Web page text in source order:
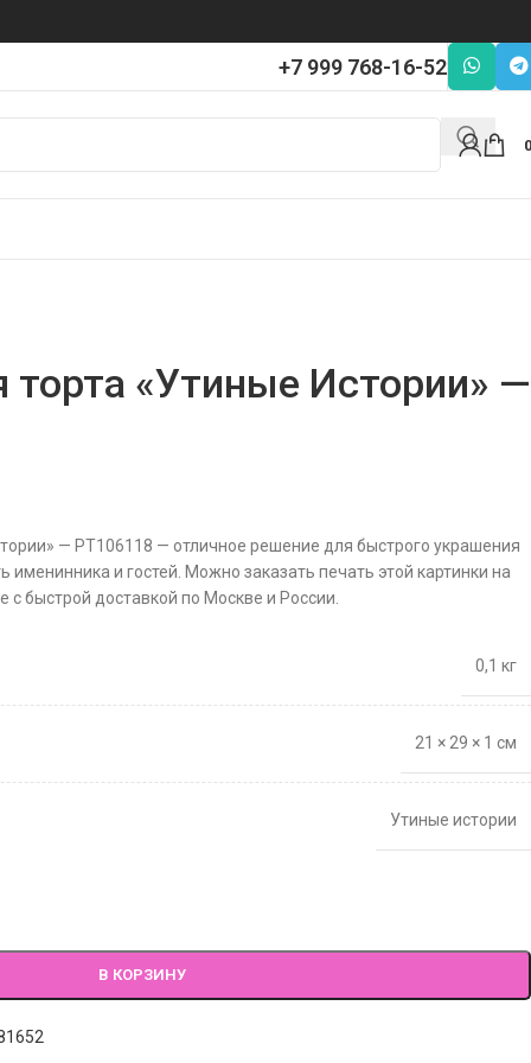
+7 999 768-16-52
0
торта «Утиные Истории» —
— PT106118 — отличное решение для быстрого украшения
именинника и гостей. Можно заказать печать этой картинки на
быстрой доставкой по Москве и России.
0,1 кг
21 × 29 × 1 см
Утиные истории
В КОРЗИНУ